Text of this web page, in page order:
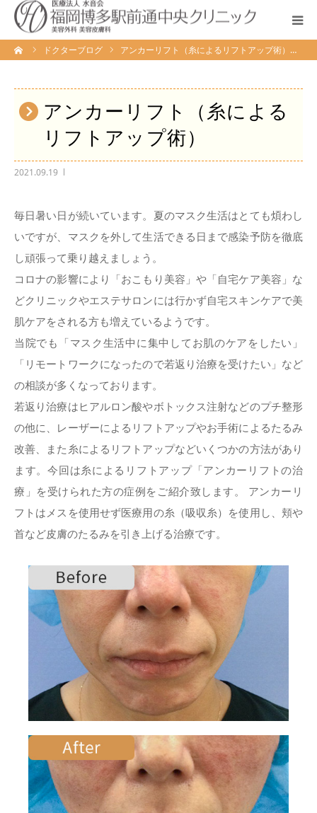
ドクターブログ アンカーリフト（糸によるリフトアップ術）…
アンカーリフト（糸による
リフトアップ術）
2021.09.19
毎日暑い日が続いています。夏のマスク生活はとても煩わし
いですが、マスクを外して生活できる日まで感染予防を徹底
し頑張って乗り越えましょう。
コロナの影響により「おこもり美容」や「自宅ケア美容」な
どクリニックやエステサロンには行かず自宅スキンケアで美
肌ケアをされる方も増えているようです。
当院でも「マスク生活中に集中してお肌のケアをしたい」
「リモートワークになったので若返り治療を受けたい」など
の相談が多くなっております。
若返り治療はヒアルロン酸やボトックス注射などのプチ整形
の他に、レーザーによるリフトアップやお手術によるたるみ
改善、また糸によるリフトアップなどいくつかの方法があり
ます。今回は糸によるリフトアップ「アンカーリフトの治
療」を受けられた方の症例をご紹介致します。 アンカーリ
フトはメスを使用せず医療用の糸（吸収糸）を使用し、頬や
首など皮膚のたるみを引き上げる治療です。
当院が選ばれる理由
料金案内
相談・予約
TEL.0120-163-771